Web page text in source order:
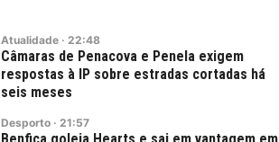
Atualidade · 22:48
Câmaras de Penacova e Penela exigem
respostas à IP sobre estradas cortadas há
seis meses
Desporto · 21:57